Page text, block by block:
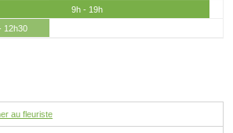
9h - 19h
12h30
au fleuriste